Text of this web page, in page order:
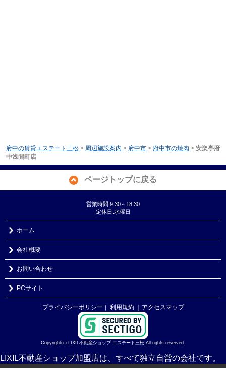
府中の賃貸エステート三松 > 周辺施設案内 > 府中市 > 府中市の焼肉 > 安楽亭府
中浅間町店
ページトップに戻る
営業時間:9:30～18:30
定休日:水曜日
ホーム
会社概要
お問い合わせ
PCサイト
プライバシーポリシー ｜ 利用規約 ｜アクセスマップ
Copyright(c) LIXIL不動産ショップ エステート三松 All rights reserved.
LIXIL不動産ショップ加盟店は、すべて独立自営の会社です。